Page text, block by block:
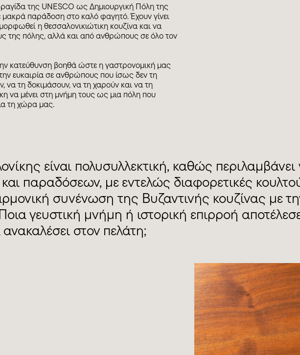
της UNESCO ως Δημιουργική Πόλη της
μακρά παράδοση στο καλό φαγητό. Έχουν γίνει
η θεσσαλονικιώτικη κουζίνα και να
της πόλης, αλλά και από ανθρώπους σε όλο τον
κατεύθυνση βοηθά ώστε η γαστρονομική μας
την ευκαιρία σε ανθρώπους που ίσως δεν τη
τη δοκιμάσουν, να τη χαρούν και να τη
να μένει στη μνήμη τους ως μια πόλη που
τη χώρα μας.
είναι πολυσυλλεκτική, καθώς
παραδόσεων, με εντελώς διαφορετικές
συνένωση της Βυζαντινής κουζίνας με
γευστική μνήμη ή ιστορική επιρροή
στον πελάτη;